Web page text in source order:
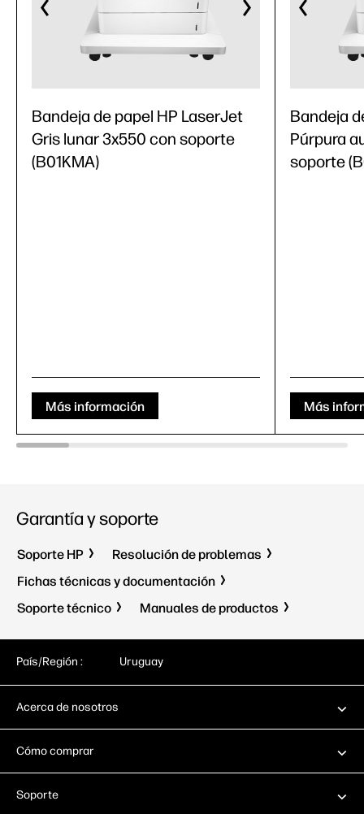
Bandeja de papel HP LaserJet
Gris lunar 3x550 con soporte
(B01KMA)
Más información
Bandeja
Púrpura
soporte
Más
Garantía y soporte
Soporte HP
Resolución de problemas
Fichas técnicas y documentación
Soporte técnico
Manuales de productos
País/Región : Uruguay
Acerca de nosotros
Cómo comprar
Soporte